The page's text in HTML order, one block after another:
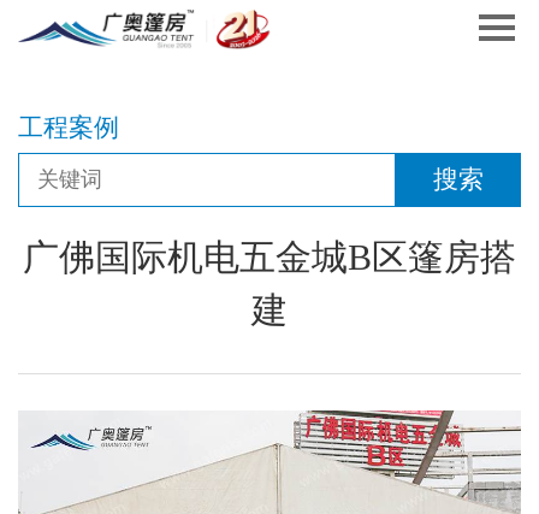
工程案例
广佛国际机电五金城B区篷房搭
建